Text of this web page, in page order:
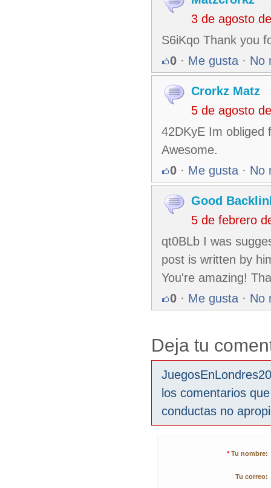
3 de agosto
S6iKqo Thank you
0 · Me gusta · No
Crorkz Matz
5 de agosto
42DKyE Im obliged
Awesome.
0 · Me gusta · No
Good
5 de febrero
qt0BLb I was
post is written by
You're amazing!
0 · Me gusta · No
Deja tu
los comentarios
conductas no
* Tu nombre:
Tu correo: